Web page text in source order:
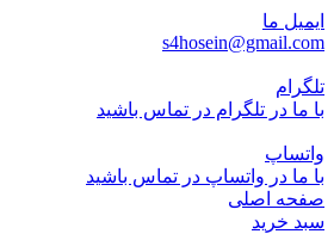
ایمیل ما
s4hosein@gmail.com
تلگرام
با ما در تلگرام در تماس باشید
واتساپ
با ما در واتساپ در تماس باشید
صفحه اصلی
سبد خرید